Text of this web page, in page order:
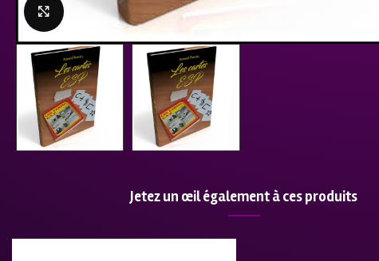
Click to enlarge
Jetez un œil également à ces produits